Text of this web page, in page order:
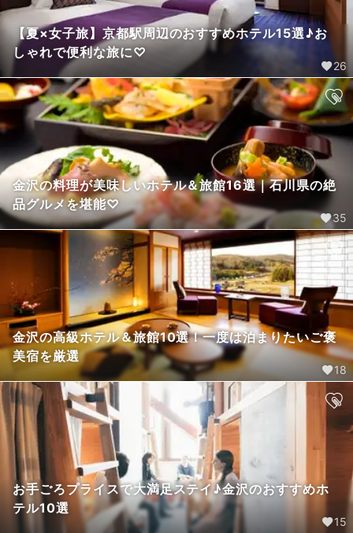
【夏×女子旅】京都駅周辺のおすすめホテル15選♪お
しゃれで便利な旅に♡
26
金沢の料理が美味しいホテル＆旅館16選｜石川県の絶
品グルメを堪能♡
35
金沢の高級ホテル＆旅館10選！一度は泊まりたいご褒
美宿を厳選
18
お手ごろプライスで大満足ステイ♪金沢のおすすめホ
テル10選
15